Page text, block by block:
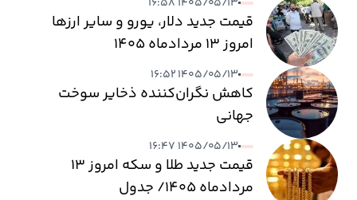
قیمت جدید دلار، یورو و سایر ارزها
امروز ۱۳ مردادماه ۱۴۰۵
۱۴۰۵/۰۵/۱۳ ۱۶:۵۲
کاهش نگران‌کننده ذخایر سوخت
جهانی
۱۴۰۵/۰۵/۱۳ ۱۶:۴۷
قیمت جدید طلا و سکه امروز ۱۳
مردادماه ۱۴۰۵/ جدول